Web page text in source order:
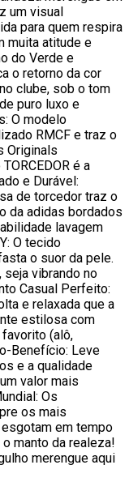
um visual
para quem respira
muita atitude e
do Verde e
o retorno da cor
clube, sob o tom
puro luxo e
O modelo
RMCF e traz o
Originals
é a
e Durável:
de torcedor traz o
da adidas bordados
lavagem
O tecido
o suor da pele.
vibrando no
Casual Perfeito:
e relaxada que a
estilosa com
(alô,
Benefício: Leve
e a qualidade
valor mais
Os
os mais
em tempo
manto da realeza!
merengue aqui